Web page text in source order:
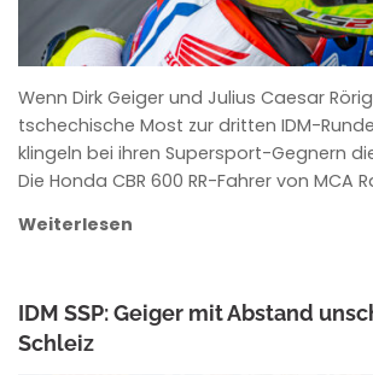
Wenn Dirk Geiger und Julius Caesar
tschechische Most zur dritten IDM-
klingeln bei ihren Supersport-Gegnern
Die Honda CBR 600 RR-Fahrer von MCA
Weiterlesen
IDM SSP: Geiger mit Abstand
Schleiz